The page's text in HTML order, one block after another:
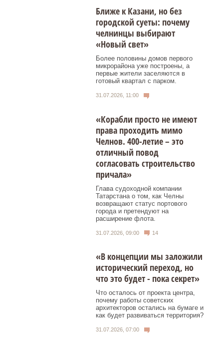
Ближе к Казани, но без
городской суеты: почему
челнинцы выбирают
«Новый свет»
Более половины домов первого
микрорайона уже построены, а
первые жители заселяются в
готовый квартал с парком.
31.07.2026, 11:00
«Корабли просто не имеют
права проходить мимо
Челнов. 400-летие – это
отличный повод
согласовать строительство
причала»
Глава судоходной компании
Татарстана о том, как Челны
возвращают статус портового
города и претендуют на
расширение флота.
31.07.2026, 09:00 14
«В концепции мы заложили
исторический переход, но
что это будет - пока секрет»
Что осталось от проекта центра,
почему работы советских
архитекторов остались на бумаге и
как будет развиваться территория?
31.07.2026, 07:00